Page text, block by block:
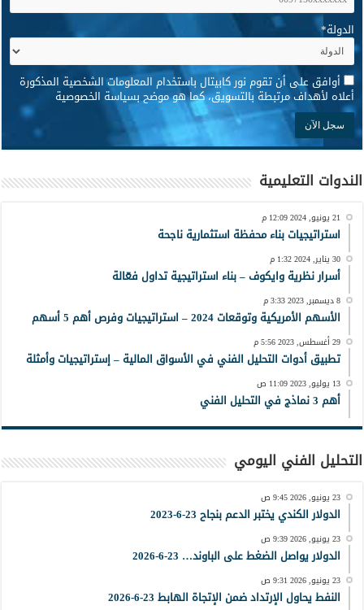
الدولة*
* أوافق على أن تقوم نور كابيتال باستخدام المعلومات الشخصية المذكورة
أعلاه لأهداف مرتبطة بالتسويق، كما هو موضح بسياسة الخصوصية
الندوات التعليمية
21 يونيو, 2024 12:09 م
استراتيجيات بناء محفظة استثمارية ناجحة
30 يناير, 2024 1:32 م
أسرار نظرية وايكوف – بناء استراتيجية تداول فعّالة
8 ديسمبر, 2023 3:33 م
الأسهم الأمريكية وتوقعات 2024 – استراتيجيات وفرص أهم 5 أسهم
29 أغسطس, 2023 5:56 م
تطبيق أدوات التحليل الفني في الأسواق المالية – إستراتيجيات وأمثلة
13 يوليو, 2023 11:09 ص
أهم 3 نماذج في التحليل الفني
التحليل الفني اليومي
23 يونيو, 2026 9:45 ص
الدولار الكندي يختبر الدعم بنجاح 23-6-2023
23 يونيو, 2026 9:39 ص
الدولار يواصل الضغط على الباوند… 23-6-2026
23 يونيو, 2026 9:31 ص
النفط يحاول الإرتداد ضمن الإتجاة الهابط 23-6-2026